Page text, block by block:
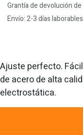
Grantía de devolución de
Envío: 2-3 días laborables
Ajuste perfecto.
de acero de alta
electrostática.